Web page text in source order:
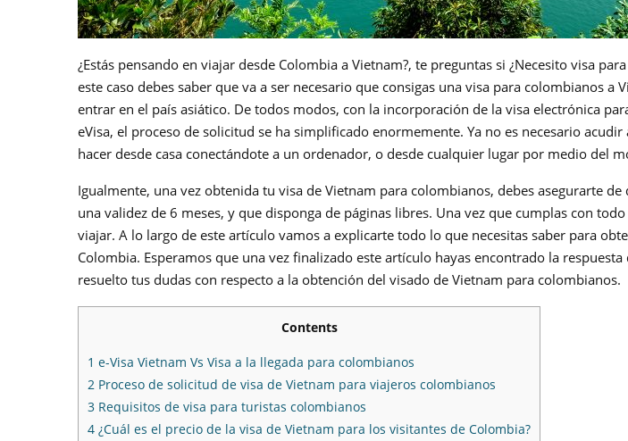
¿Estás pensando en viajar desde Colombia a Vietnam?, te preguntas si ¿Necesito visa
este caso debes saber que va a ser necesario que consigas una visa para colombianos a
entrar en el país asiático. De todos modos, con la incorporación de la visa electrónica
eVisa, el proceso de solicitud se ha simplificado enormemente. Ya no es necesario
hacer desde casa conectándote a un ordenador, o desde cualquier lugar por medio del
Igualmente, una vez obtenida tu visa de Vietnam para colombianos, debes asegurarte
una validez de 6 meses, y que disponga de páginas libres. Una vez que cumplas con
viajar. A lo largo de este artículo vamos a explicarte todo lo que necesitas saber para
Colombia. Esperamos que una vez finalizado este artículo hayas encontrado la
resuelto tus dudas con respecto a la obtención del visado de Vietnam para colombianos.
Contents
1 e-Visa Vietnam Vs Visa a la llegada para colombianos
2 Proceso de solicitud de visa de Vietnam para viajeros colombianos
3 Requisitos de visa para turistas colombianos
4 ¿Cuál es el precio de la visa de Vietnam para los visitantes de Colombia?